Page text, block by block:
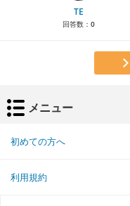
TE
回答数： 0
メニュー
初めての方へ
利用規約